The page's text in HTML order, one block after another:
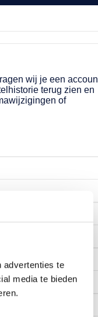
advertenties te
media te bieden
wij je een
terug zien en
of